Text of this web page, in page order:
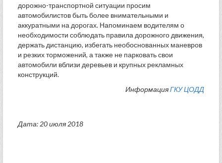
дорожно-транспортной ситуации просим
автомобилистов быть более внимательными и
аккуратными на дорогах. Напоминаем водителям о
необходимости соблюдать правила дорожного движения,
держать дистанцию, избегать необоснованных маневров
и резких торможений, а также не парковать свои
автомобили вблизи деревьев и крупных рекламных
конструкций.
ИнформацияГКУ ЦОДД
Дата: 20 июля 2018